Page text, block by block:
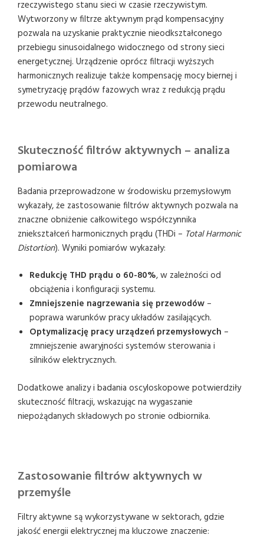
rzeczywistego stanu sieci w czasie rzeczywistym.
Wytworzony w filtrze aktywnym prąd kompensacyjny
pozwala na uzyskanie praktycznie nieodkształconego
przebiegu sinusoidalnego widocznego od strony sieci
energetycznej. Urządzenie oprócz filtracji wyższych
harmonicznych realizuje także kompensację mocy biernej i
symetryzację prądów fazowych wraz z redukcją prądu
przewodu neutralnego.
Skuteczność filtrów aktywnych – analiza
pomiarowa
Badania przeprowadzone w środowisku przemysłowym
wykazały, że zastosowanie filtrów aktywnych pozwala na
znaczne obniżenie całkowitego współczynnika
zniekształceń harmonicznych prądu (THDi – Total Harmonic
Distortion). Wyniki pomiarów wykazały:
Redukcję THD prądu o 60-80%, w zależności od
obciążenia i konfiguracji systemu.
Zmniejszenie nagrzewania się przewodów –
poprawa warunków pracy układów zasilających.
Optymalizację pracy urządzeń przemysłowych –
zmniejszenie awaryjności systemów sterowania i
silników elektrycznych.
Dodatkowe analizy i badania oscyloskopowe potwierdziły
skuteczność filtracji, wskazując na wygaszanie
niepożądanych składowych po stronie odbiornika.
Zastosowanie filtrów aktywnych w
przemyśle
Filtry aktywne są wykorzystywane w sektorach, gdzie
jakość energii elektrycznej ma kluczowe znaczenie: